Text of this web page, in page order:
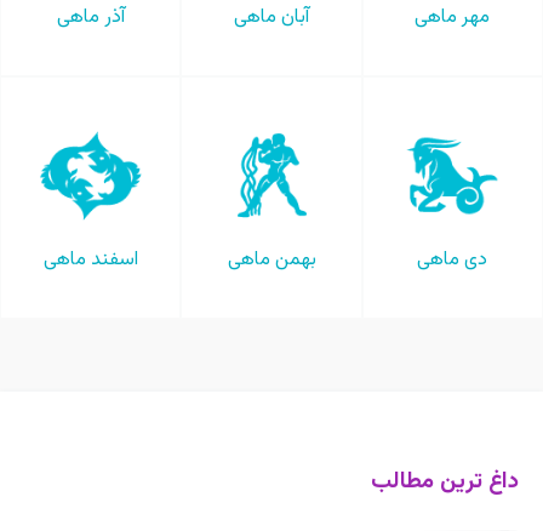
مهر ماهی آبان ماهی آذر ماهی
دی ماهی بهمن ماهی اسفند ماهی
داغ ترین مطالب